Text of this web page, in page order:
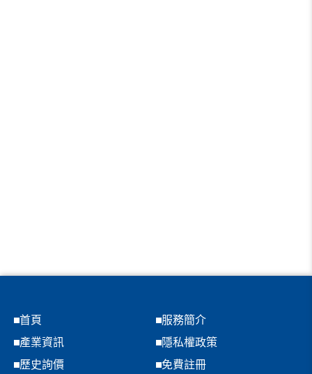
首頁
服務簡介
產業資訊
隱私權政策
歷史詢價
免費註冊